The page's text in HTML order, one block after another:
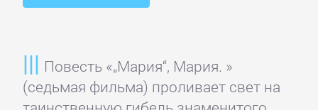
Повесть «„Мария“, Мария. »
(седьмая фильма) проливает свет на
право
Языкознание